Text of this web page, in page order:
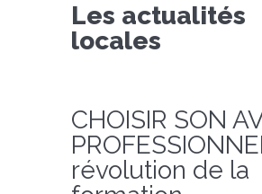
Les actualités
locales
CHOISIR SON
révolution de la